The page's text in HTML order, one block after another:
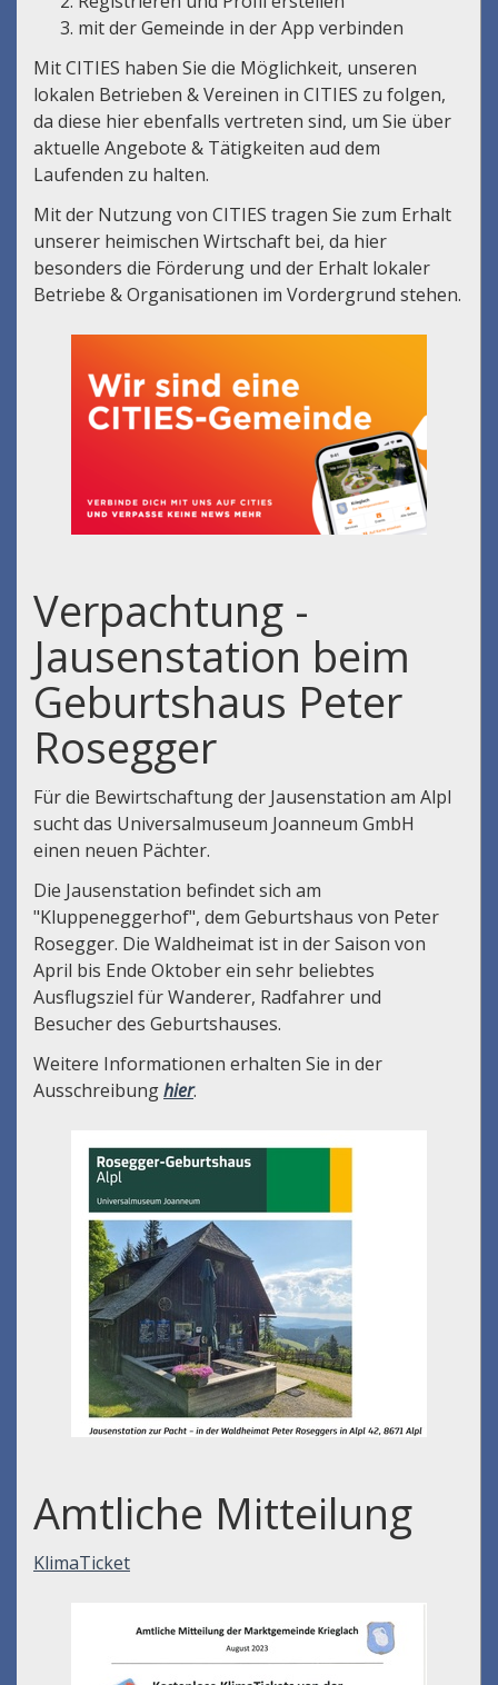
mit der Gemeinde in der App verbinden
Mit CITIES haben Sie die Möglichkeit, unseren
lokalen Betrieben & Vereinen in CITIES zu folgen,
da diese hier ebenfalls vertreten sind, um Sie über
aktuelle Angebote & Tätigkeiten aud dem
Laufenden zu halten.
Mit der Nutzung von CITIES tragen Sie zum Erhalt
unserer heimischen Wirtschaft bei, da hier
besonders die Förderung und der Erhalt lokaler
Betriebe & Organisationen im Vordergrund stehen.
Verpachtung -
Jausenstation beim
Geburtshaus Peter
Rosegger
Für die Bewirtschaftung der Jausenstation am Alpl
sucht das Universalmuseum Joanneum GmbH
einen neuen Pächter.
Die Jausenstation befindet sich am
"Kluppeneggerhof", dem Geburtshaus von Peter
Rosegger. Die Waldheimat ist in der Saison von
April bis Ende Oktober ein sehr beliebtes
Ausflugsziel für Wanderer, Radfahrer und
Besucher des Geburtshauses.
Weitere Informationen erhalten Sie in der
Ausschreibunghier.
Amtliche Mitteilung
KlimaTicket